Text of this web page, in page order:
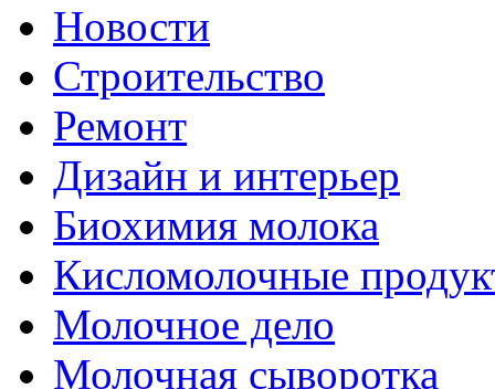
Новости
Строительство
Ремонт
Дизайн и интерьер
Биохимия молока
Кисломолочные
Молочное дело
Молочная сыворотка